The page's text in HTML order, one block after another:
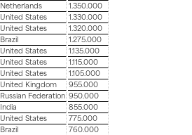
Netherlands
1.350.000
United States
1.330.000
United States
1.320.000
Brazil
1.275.000
United States
1.135.000
United States
1.115.000
United States
1.105.000
United Kingdom
955.000
Russian Federation 950.000
India
855.000
United States
775.000
Brazil
760.000